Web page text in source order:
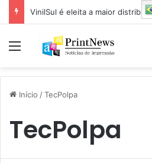
Menu
Início /TecPolpa
TecPolpa